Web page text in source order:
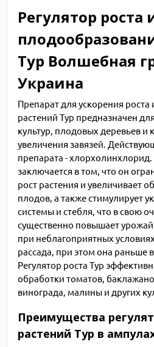
Регулятор роста
Тур Волшебная
Украина
Препарат для ускорения
растений Тур предназначен
культур, плодовых деревьев и
увеличения завязей.
препарата -
заключается в том, что он
рост растения и увеличивает
плодов, а также стимулирует
системы и стебля, что в свою
существенно повышает
при неблагоприятных
рассада, при этом она раньше
Регулятор роста Тур
обработки томатов,
винограда, малины и других
Преимущества
растений Тур в